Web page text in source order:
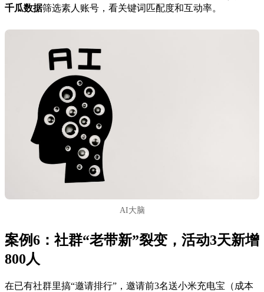
千瓜数据筛选素人账号，看关键词匹配度和互动率。
AI大脑
案例6：社群“老带新”裂变，活动3天新增
800人
在已有社群里搞“邀请排行”，邀请前3名送小米充电宝（成本